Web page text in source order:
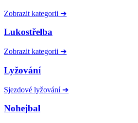
Zobrazit kategorii ➔
Lukostřelba
Zobrazit kategorii ➔
Lyžování
Sjezdové lyžování ➔
Nohejbal